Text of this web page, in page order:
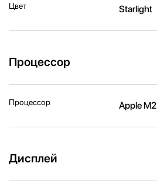
Цвет Starlight
Процессор
Процессор Apple M2
Дисплей